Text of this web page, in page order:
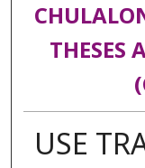
THESES
USE